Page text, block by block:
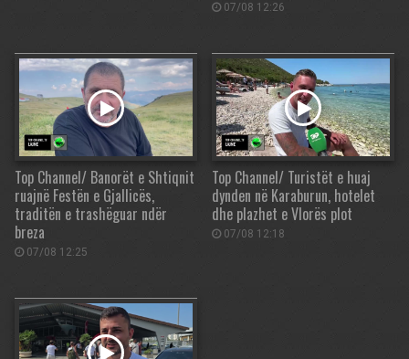
07/08 12:26
Top Channel/ Banorët e Shtiqnit
ruajnë Festën e Gjallicës,
traditën e trashëguar ndër
breza
07/08 12:25
Top Channel/ Turistët e huaj
dynden në Karaburun, hotelet
dhe plazhet e Vlorës plot
07/08 12:18